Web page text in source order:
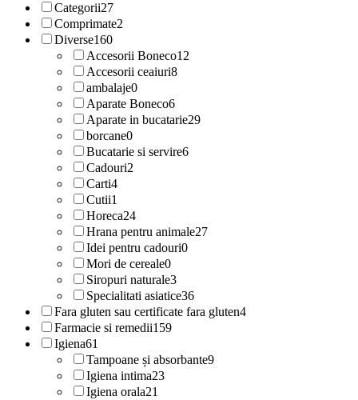
Categorii27
Comprimate2
Diverse160
Accesorii Boneco12
Accesorii ceaiuri8
ambalaje0
Aparate Boneco6
Aparate in bucatarie29
borcane0
Bucatarie si servire6
Cadouri2
Carti4
Cutii1
Horeca24
Hrana pentru animale27
Idei pentru cadouri0
Mori de cereale0
Siropuri naturale3
Specialitati asiatice36
Fara gluten sau certificate fara gluten4
Farmacie si remedii159
Igiena61
Tampoane și absorbante9
Igiena intima23
Igiena orala21